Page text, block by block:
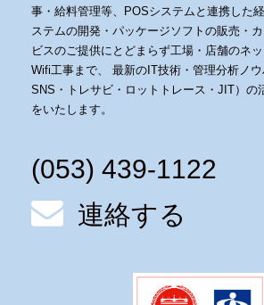
事・給料管理等、POSシステムと連携した
ステムの開発・パッケージソフトの販売・
ビスのご提供にとどまらず工場・店舗のネ
Wifi工事まで、 最新のIT技術・管理分析ノウ
SNS・トレサビ・ロットトレース・JIT）の
をいたします。
(053) 439-1122
連絡する